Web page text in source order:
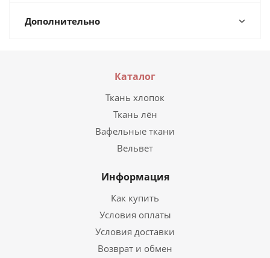
Дополнительно
Каталог
Ткань хлопок
Ткань лён
Вафельные ткани
Вельвет
Информация
Как купить
Условия оплаты
Условия доставки
Возврат и обмен